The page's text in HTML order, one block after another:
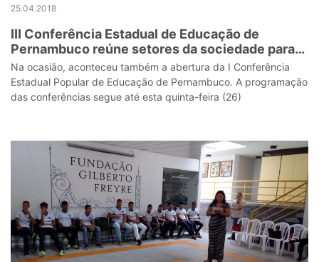
25.04.2018
III Conferência Estadual de Educação de
Pernambuco reúne setores da sociedade para
discutir Plano Nacional de Educação
Na ocasião, aconteceu também a abertura da I Conferência
Estadual Popular de Educação de Pernambuco. A programação
das conferências segue até esta quinta-feira (26)